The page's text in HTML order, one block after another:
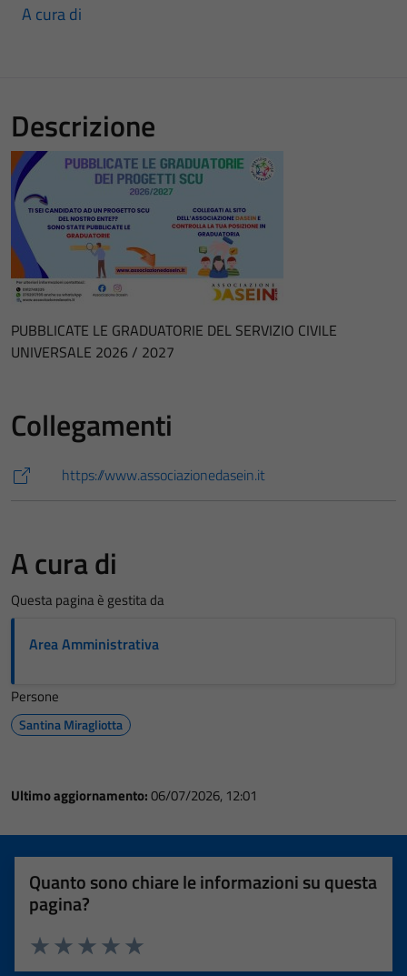
A cura di
Descrizione
PUBBLICATE LE GRADUATORIE DEL SERVIZIO CIVILE
UNIVERSALE 2026 / 2027
Collegamenti
https://www.associazionedasein.it
A cura di
Questa pagina è gestita da
Area Amministrativa
Persone
Santina Miragliotta
Ultimo aggiornamento:06/07/2026, 12:01
Quanto sono chiare le informazioni su questa
pagina?
Valuta 5 stelle su 5
Valuta 4 stelle su 5
Valuta 3 stelle su 5
Valuta 2 stelle su 5
Valuta 1 stelle su 5